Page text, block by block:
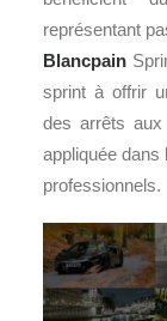
représentant
Blancpain
sprint à offrir
des arrêts aux
appliquée
professionnels.